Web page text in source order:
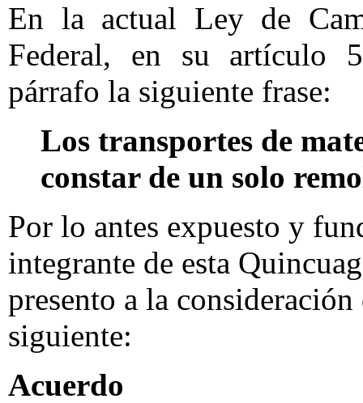
En la actual Ley de
Federal, en su artículo
párrafo la siguiente frase:
Los transportes de
constar de un solo
Por lo antes expuesto y
integrante de esta
presento a la
siguiente:
Acuerdo